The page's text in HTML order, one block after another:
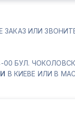
ЗАКАЗ ИЛИ
БУЛ.
В КИЕВЕ ИЛИ В